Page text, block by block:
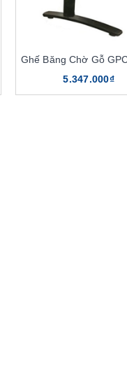
Ghế Băng Chờ Gỗ
5.347.000₫